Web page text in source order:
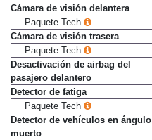
Cámara de visión delantera
Paquete Tech
Cámara de visión trasera
Paquete Tech
Desactivación de airbag del
pasajero delantero
Detector de fatiga
Paquete Tech
Detector de vehículos en ángulo
muerto